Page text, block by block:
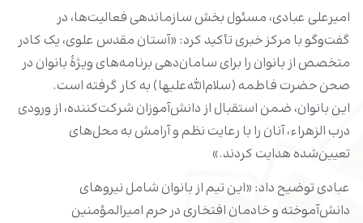
امیرعلی عبادی، مسئول بخش سازماندهی فعالیت‌ها، در
گفت‌وگو با مرکز خبری تأکید کرد: «آستان مقدس علوی، یک کادر
متخصص از بانوان را برای سامان‌دهی برنامه‌های ویژۀ بانوان در
صحن حضرت فاطمه (سلام‌الله‌علیها) به کار گرفته است.
این بانوان، ضمن استقبال از دانش‌آموزان شرکت‌کننده، از ورودی
درب الزهراء، آنان را با رعایت نظم و آرامش به محل‌های
تعیین‌شده هدایت کردند.»
عبادی توضیح داد: «این تیم از بانوان شامل نیروهای
دانش‌آموخته و خادمان افتخاری در حرم امیرالمؤمنین